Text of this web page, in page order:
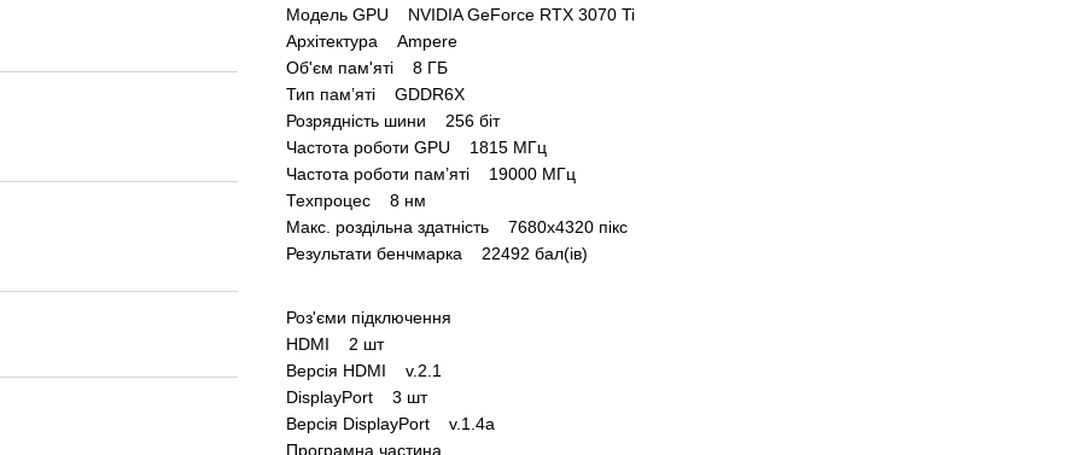
Модель GPU NVIDIA GeForce RTX 3070 Ti
Архітектура Ampere
Об'єм пам'яті 8 ГБ
Тип пам’яті GDDR6X
Розрядність шини 256 біт
Частота роботи GPU 1815 МГц
Частота роботи пам’яті 19000 МГц
Техпроцес 8 нм
Макс. роздільна здатність 7680x4320 пікс
Результати бенчмарка 22492 бал(ів)
Роз'єми підключення
HDMI 2 шт
Версія HDMI v.2.1
DisplayPort 3 шт
Версія DisplayPort v.1.4a
Програмна частина